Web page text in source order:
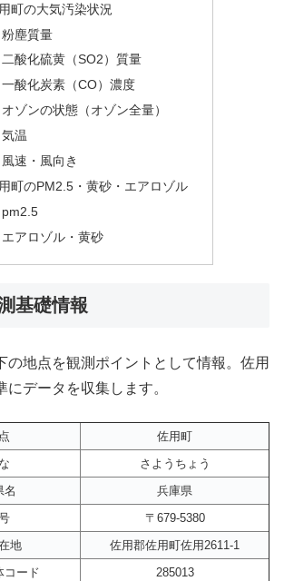
町の大気汚染状況
粉塵質量
二酸化硫黄（SO2）質量
一酸化炭素（CO）濃度
オゾンの状態（オゾン全量）
気温
風速・風向き
町のPM2.5・黄砂・エアロゾル
pm2.5
エアロゾル・黄砂
基礎情報
の地点を観測ポイントとして情報。佐用
データを収集します。
佐用町
さようちょう
名
兵庫県
〒679-5380
地
佐用郡佐用町佐用2611-1
コード
285013